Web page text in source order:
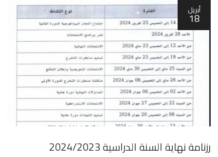
أبريل
18
رزنامة نهاية السنة الدراسية 2024/2023